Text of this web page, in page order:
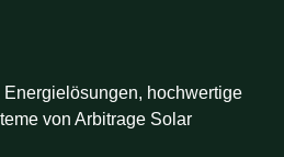
hochwertige
von Arbitrage Solar